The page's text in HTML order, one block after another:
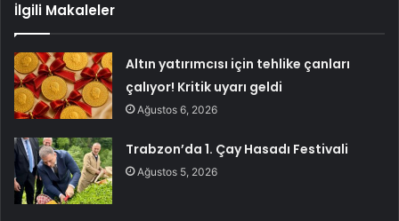
İlgili Makaleler
Altın yatırımcısı için tehlike çanları
çalıyor! Kritik uyarı geldi
Ağustos 6, 2026
Trabzon’da 1. Çay Hasadı Festivali
Ağustos 5, 2026